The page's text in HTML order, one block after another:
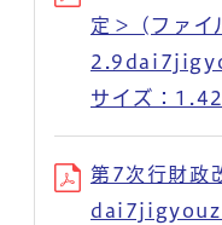
定＞ (ファイ
サイズ：
第7次行財政